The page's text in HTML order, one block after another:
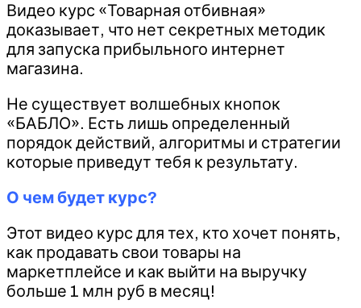
Видео курс «Товарная отбивная»
доказывает, что нет секретных методик
для запуска прибыльного интернет
магазина.
Не существует волшебных кнопок
«БАБЛО». Есть лишь определенный
порядок действий, алгоритмы и стратегии
которые приведут тебя к результату.
О чем будет курс?
Этот видео курс для тех, кто хочет понять,
как продавать свои товары на
маркетплейсе и как выйти на выручку
больше 1 млн руб в месяц!